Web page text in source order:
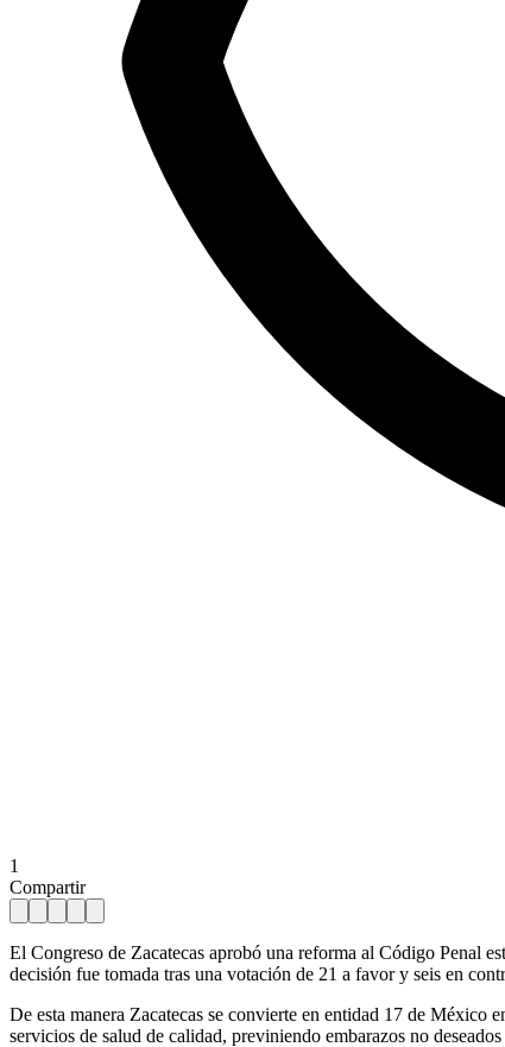
1
Compartir
El Congreso de Zacatecas aprobó una reforma al Código Penal
decisión fue tomada tras una votación de 21 a favor y seis en
De esta manera Zacatecas se convierte en entidad 17 de México
servicios de salud de calidad, previniendo embarazos no